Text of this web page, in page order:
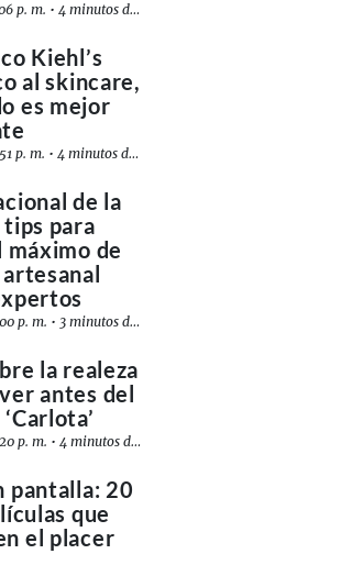
p. m. •4 minutos de lectura
Kiehl’s
al skincare,
es mejor
p. m. •4 minutos de lectura
de la
para
de
p. m. • 3 minutos de lectura
la realeza
antes del
p. m. •4 minutos de lectura
pantalla: 20
que
el placer